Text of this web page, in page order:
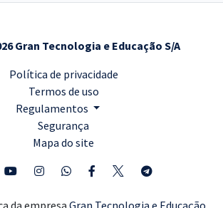
Gran Tecnologia e Educação S/A
Política de privacidade
Termos de uso
Regulamentos
Segurança
Mapa do site
da empresa Gran Tecnologia e Educação